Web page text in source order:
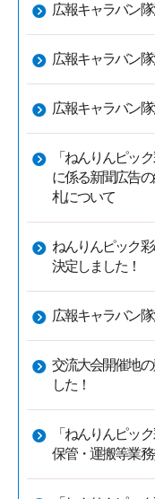
広報キャラバン隊
広報キャラバン隊
広報キャラバン隊
「ねんりんピッ
に係る新聞広告
札について
ねんりんピック
決定しました！
広報キャラバン隊
交流大会開催地
した！
「ねんりんピッ
保管・運搬等業